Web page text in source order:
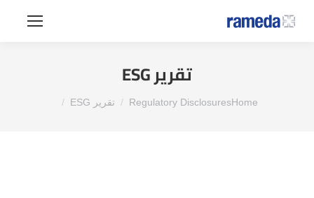
تقرير ESG
You are here:
Home
Regulatory Disclosures تقرير ESG